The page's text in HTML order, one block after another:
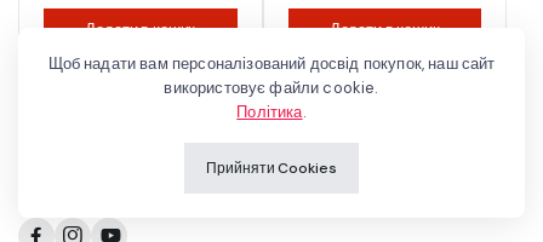
Додати в кошик
Додати в кошик
Щоб надати вам персоналізований досвід покупок, наш сайт
використовує файли cookie.
Політика.
Прийняти Cookies